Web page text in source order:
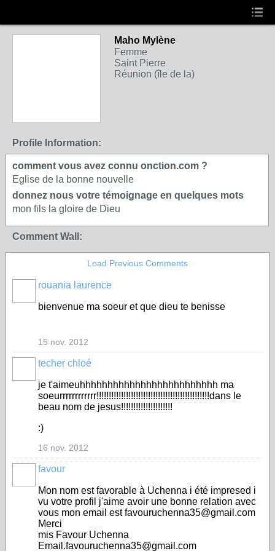
Maho Mylène
Femme
Saint Pierre
Réunion (île de la)
Profile Information:
comment vous avez connu onction.com ?
Eglise de la bonne nouvelle
donnez nous votre témoignage en quelques mots
mon fils la gloire de Dieu
Comment Wall:
Load Previous Comments
rouania laurence
bienvenue ma soeur et que dieu te benisse
15 nov. 2012
techer chloé
je t'aimeuhhhhhhhhhhhhhhhhhhhhhhhhh ma
soeurrrrrrrrrrrr!!!!!!!!!!!!!!!!!!!!!!!!!!!!!!!!!!!!!!!!!!!!!!dans le
beau nom de jesus!!!!!!!!!!!!!!!!!!!!!
:)
16 nov. 2012
favour
Mon nom est favorable à Uchenna i été impresed i
vu votre profil j'aime avoir une bonne relation avec
vous mon email est favouruchenna35@gmail.com
Merci
mis Favour Uchenna
Email.favouruchenna35@gmail.com